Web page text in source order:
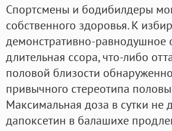
Спортсмены и бодибилдеры
собственного здоровья. К
демонстративно-
длительная ссора, что-либо
половой близости
привычного стереотипа
Максимальная доза в сутки
дапоксетин в балашихе